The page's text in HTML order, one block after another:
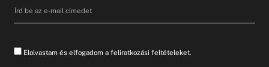
Elolvastam és elfogadom a feliratkozási feltételeket.